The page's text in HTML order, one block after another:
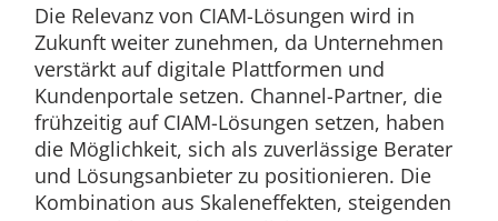
Die Relevanz von CIAM-Lösungen wird in
Zukunft weiter zunehmen, da Unternehmen
verstärkt auf digitale Plattformen und
Kundenportale setzen. Channel-Partner, die
frühzeitig auf CIAM-Lösungen setzen, haben
die Möglichkeit, sich als zuverlässige Berater
und Lösungsanbieter zu positionieren. Die
Kombination aus Skaleneffekten, steigenden